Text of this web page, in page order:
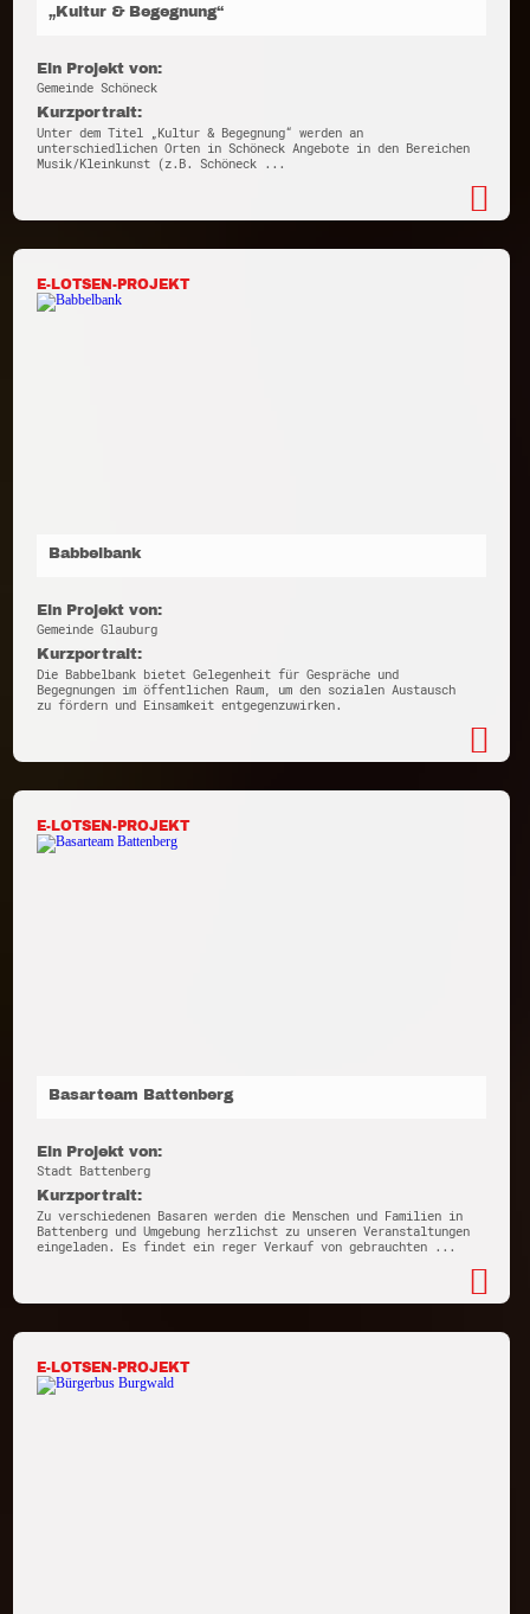
„Kultur & Begegnung“
Ein Projekt von:
Gemeinde Schöneck
Kurzportrait:
Unter dem Titel „Kultur & Begegnung“ werden an
unterschiedlichen Orten in Schöneck Angebote in den Bereichen
Musik/Kleinkunst (z.B. Schöneck ...
E-LOTSEN-PROJEKT
Babbelbank
Ein Projekt von:
Gemeinde Glauburg
Kurzportrait:
Die Babbelbank bietet Gelegenheit für Gespräche und
Begegnungen im öffentlichen Raum, um den sozialen Austausch
zu fördern und Einsamkeit entgegenzuwirken.
E-LOTSEN-PROJEKT
Basarteam Battenberg
Ein Projekt von:
Stadt Battenberg
Kurzportrait:
Zu verschiedenen Basaren werden die Menschen und Familien in
Battenberg und Umgebung herzlichst zu unseren Veranstaltungen
eingeladen. Es findet ein reger Verkauf von gebrauchten ...
E-LOTSEN-PROJEKT